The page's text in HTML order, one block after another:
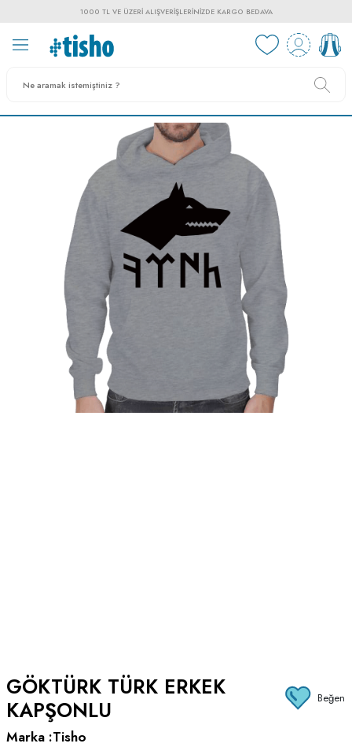
1000 TL VE ÜZERI ALIŞVERIŞLERINIZDE KARGO BEDAVA
GÖKTÜRK TÜRK ERKEK
KAPŞONLU
Beğen
Marka :Tisho